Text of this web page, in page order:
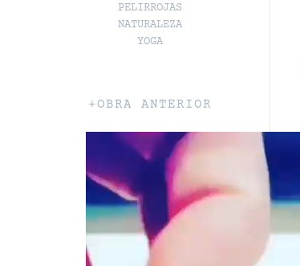
PELIRROJAS
NATURALEZA
YOGA
+OBRA ANTERIOR